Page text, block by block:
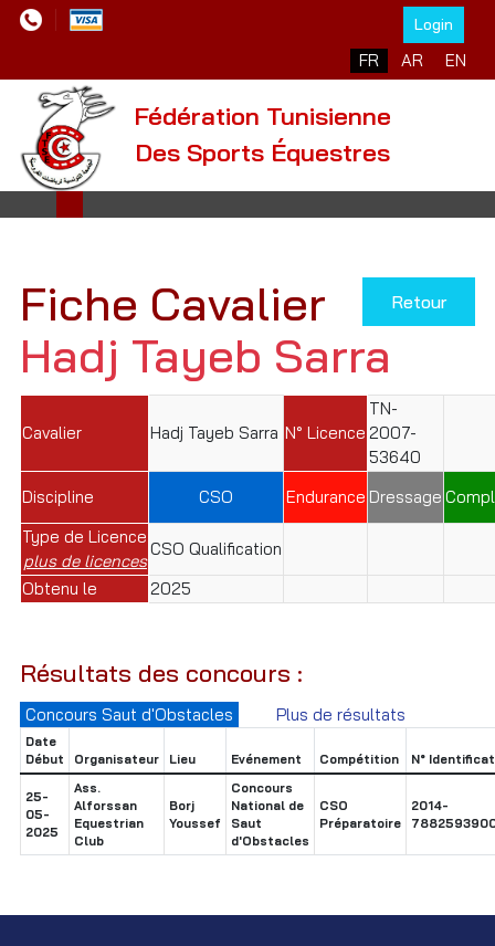
Login
Sélectionnez votre
FR AR EN
Fédération Tunisienne
Des Sports Équestres
Retour
Fiche Cavalier
Hadj Tayeb Sarra
Cavalier Hadj Tayeb Sarra N° Licence
TN-
2007-
53640
Discipline
CSO Endurance Dressage
Type de Licence
plus de licences
CSO Qualification
Obtenu le
2025
Résultats des concours :
Concours Saut d'Obstacles Plus de résultats
Date
Début
Organisateur Lieu Evénement Compétition N°
25-
05-
2025
Ass.
Alforssan
Equestrian
Club
Borj
Youssef
Concours
National de
Saut
d'Obstacles
CSO
Préparatoire
2014-